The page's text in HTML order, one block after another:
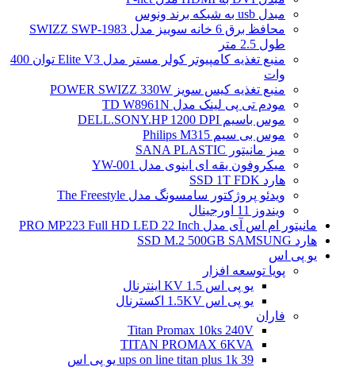
مبدل usb به شبکه برند ونوس
محافظ برق 6 خانه سوییز مدل SWIZZ SWP-1983
طول 2.5 متر
منبع تغذیه کامپیوتر کولر مستر مدل Elite V3 توان 400
وات
منبع تغذیه کیس سویز POWER SWIZZ 330W
مودم تی پی لینک مدل TD W8961N
موس باسیم DELL.SONY.HP 1200 DPI
موس بی سیم Philips M315
میز مانیتور SANA PLASTIC
میکروفون یقه ای اینوی مدل YW-001
هارد SSD 1T FDK
ویدئو پروژکتور سامسونگ مدل The Freestyle
ویندوز 11 اورجینال
مانیتور ام اس آی مدل PRO MP223 Full HD LED 22 Inch
هارد SSD M.2 500GB SAMSUNG
یو پی اس
پویا توسعه افزار
یو پی اس 1.5 KV اینترنال
یو پی اس 1.5KV اکسترنال
فاران
Titan Promax 10ks 240V
TITAN PROMAX 6KVA
ups on line titan plus 1k 39 یو پی اس